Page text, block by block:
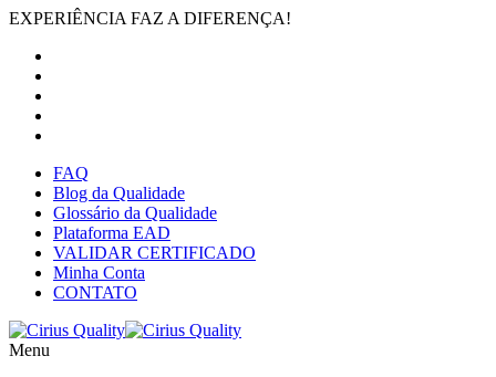
EXPERIÊNCIA FAZ A DIFERENÇA!
FAQ
Blog da Qualidade
Glossário da Qualidade
Plataforma EAD
VALIDAR CERTIFICADO
Minha Conta
CONTATO
Menu